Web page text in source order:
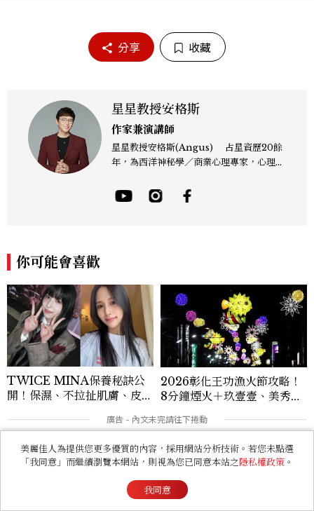
分享 收藏
星星教授安格斯
作家兼演講師
星星教授安格斯(Angus) 占星資歷20餘
年，為西洋神秘學／商業心理專家，心理諮
4年起出書近30本相關著作，專業領域涵蓋
占星星座、塔羅、生命靈數、盧恩符文、色
你可能會喜歡
TWICE MINA保養秘訣公
開！保濕、不拉扯肌膚、皮拉
2026彰化王功漁火節攻略！
8分鐘煙火＋玖壹壹、美秀集
一次玩
美麗佳人為提供您更多優質的內容，採用網站分析技術。若您未點選
「我同意」而繼續瀏覽本網站，則視為您已同意本站之隱私權政策 。
我同意